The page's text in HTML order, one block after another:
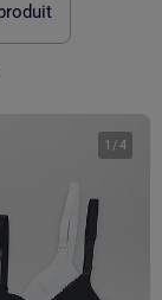
1 /4